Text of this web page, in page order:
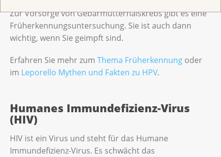
Zur Vorsorge von Gebärmutterhalskrebs gibt es eine
Früherkennungsuntersuchung. Sie ist auch dann
wichtig, wenn Sie geimpft sind.
Erfahren Sie mehr zum Thema Früherkennung oder
im Leporello Mythen und Fakten zu HPV.
Humanes Immundefizienz-Virus
(HIV)
HIV ist ein Virus und steht für das Humane
Immundefizienz-Virus. Es schwächt das